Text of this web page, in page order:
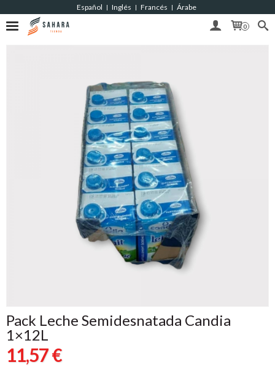
Español | Inglés | Francés | Árabe
0
Pack Leche Semidesnatada Candia
1×12L
11,57 €